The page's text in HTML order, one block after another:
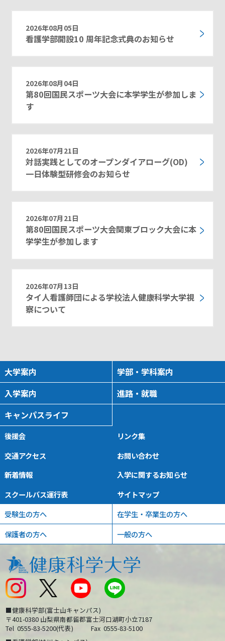
2026年08月05日
看護学部開設10 周年記念式典のお知らせ
2026年08月04日
第80回国民スポーツ大会に本学学生が参加しま
す
2026年07月21日
対話実践としてのオープンダイアローグ(OD)
一日体験型研修会のお知らせ
2026年07月21日
第80回国民スポーツ大会関東ブロック大会に本
学学生が参加します
2026年07月13日
タイ人看護師団による学校法人健康科学大学視
察について
大学案内
学部・学科案内
入学案内
進路・就職
キャンパスライフ
後援会
リンク集
交通アクセス
お問い合わせ
新着情報
入学に関するお知らせ
スクールバス運行表
サイトマップ
受験生の方へ
在学生・卒業生の方へ
保護者の方へ
一般の方へ
■健康科学部(富士山キャンパス)
〒401-0380 山梨県南都留郡富士河口湖町小立7187
Tel 0555-83-5200(代表) Fax 0555-83-5100